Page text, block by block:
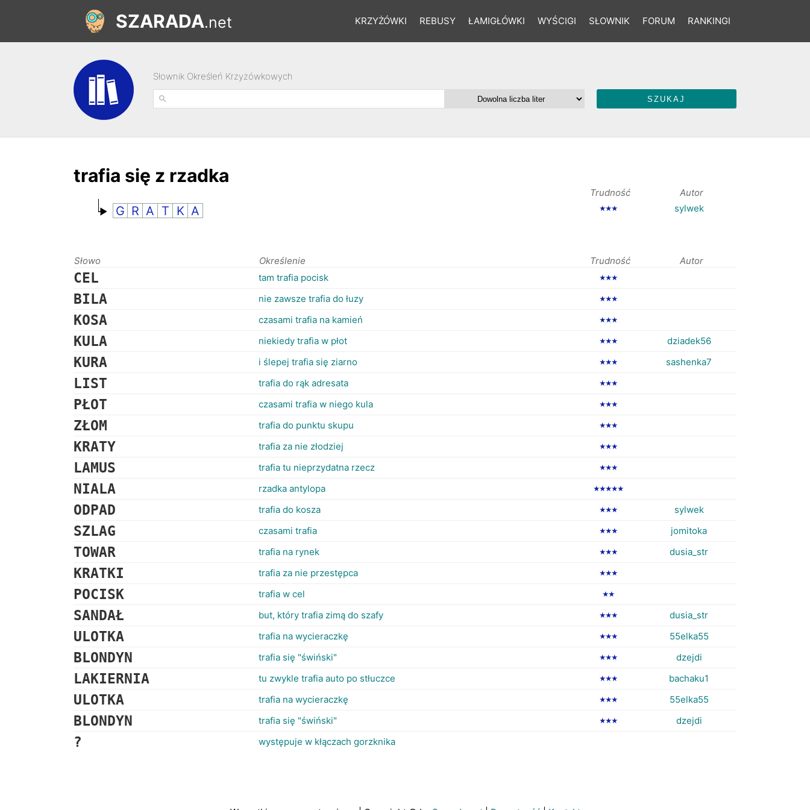
KRZYŻÓWKI REBUSY ŁAMIGŁÓWKI WYŚCIGI SŁOWNIK FORUM RANKINGI
SZARADA.net
Słownik Określeń Krzyżówkowych
trafia się z rzadka
Trudność Autor
G R A T K A ★★★ sylwek
Słowo Określenie Trudność Autor
CEL tam trafia pocisk ★★★
BILA nie zawsze trafia do łuzy ★★★
KOSA czasami trafia na kamień ★★★
KULA niekiedy trafia w płot ★★★ dziadek56
KURA i ślepej trafia się ziarno ★★★ sashenka7
LIST trafia do rąk adresata ★★★
PŁOT czasami trafia w niego kula ★★★
ZŁOM trafia do punktu skupu ★★★
KRATY trafia za nie złodziej ★★★
LAMUS trafia tu nieprzydatna rzecz ★★★
NIALA rzadka antylopa ★★★★★
ODPAD trafia do kosza ★★★ sylwek
SZLAG czasami trafia ★★★ jomitoka
TOWAR trafia na rynek ★★★ dusia_str
KRATKI trafia za nie przestępca ★★★
POCISK trafia w cel ★★
SANDAŁ but, który trafia zimą do szafy ★★★ dusia_str
ULOTKA trafia na wycieraczkę ★★★ 55elka55
BLONDYN trafia się "świński" ★★★ dzejdi
LAKIERNIA tu zwykle trafia auto po stłuczce ★★★ bachaku1
ULOTKA trafia na wycieraczkę ★★★ 55elka55
BLONDYN trafia się "świński" ★★★ dzejdi
? występuje w kłączach gorzknika